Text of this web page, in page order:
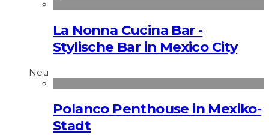
La Nonna Cucina Bar -
Stylische Bar in Mexico City
Neu
Polanco Penthouse in Mexiko-
Stadt